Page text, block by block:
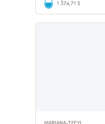
1 374,71 $
MARIANA-TFEYL